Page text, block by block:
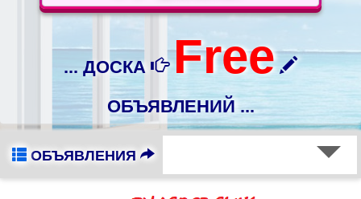
... ДОСКА Free
ОБЪЯВЛЕНИЙ ...
ОБЪЯВЛЕНИЯ